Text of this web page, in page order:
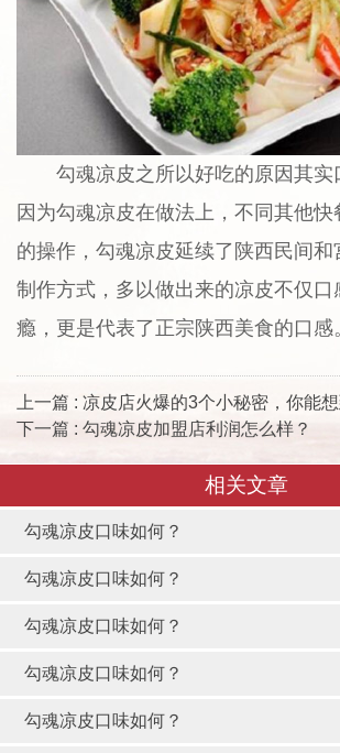
勾魂凉皮之所以好吃的原因其实
因为勾魂凉皮在做法上，不同其他
的操作，勾魂凉皮延续了陕西民间和
制作方式，多以做出来的凉皮不仅口
瘾，更是代表了正宗陕西美食的口感
上一篇 : 凉皮店火爆的3个小秘密，你能
下一篇 : 勾魂凉皮加盟店利润怎么样？
相关文章
勾魂凉皮口味如何？
勾魂凉皮口味如何？
勾魂凉皮口味如何？
勾魂凉皮口味如何？
勾魂凉皮口味如何？